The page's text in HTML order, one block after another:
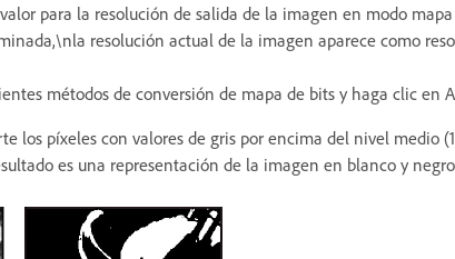
para la resolución de salida de la imagen en modo
resolución actual de la imagen aparece como
métodos de conversión de mapa de bits y haga clic en
los píxeles con valores de gris por encima del nivel medio
es una representación de la imagen en blanco y